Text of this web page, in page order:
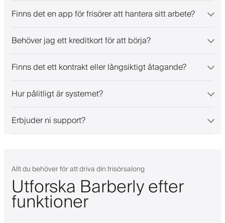
Finns det en app för frisörer att hantera sitt arbete?
Behöver jag ett kreditkort för att börja?
Finns det ett kontrakt eller långsiktigt åtagande?
Hur pålitligt är systemet?
Erbjuder ni support?
Allt du behöver för att driva din frisörsalong
Utforska Barberly efter
funktioner